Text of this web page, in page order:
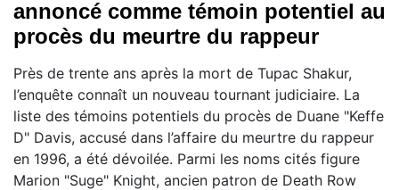
annoncé comme témoin potentiel au
procès du meurtre du rappeur
Près de trente ans après la mort de Tupac Shakur,
l’enquête connaît un nouveau tournant judiciaire. La
liste des témoins potentiels du procès de Duane "Keffe
D" Davis, accusé dans l’affaire du meurtre du rappeur
en 1996, a été dévoilée. Parmi les noms cités figure
Marion "Suge" Knight, ancien patron de Death Row